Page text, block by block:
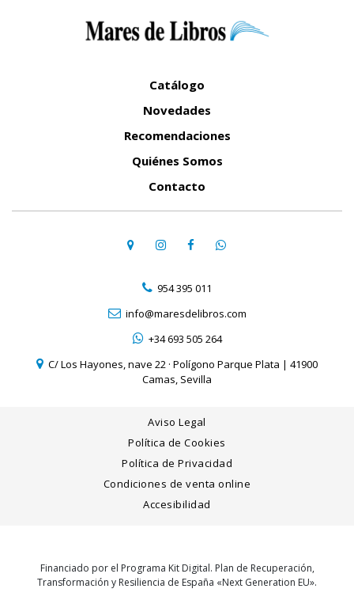
Catálogo
Novedades
Recomendaciones
Quiénes Somos
Contacto
954 395 011
info@maresdelibros.com
+34 693 505 264
C/ Los Hayones, nave 22 · Polígono Parque Plata | 41900
Camas, Sevilla
Aviso Legal
Política de Cookies
Política de Privacidad
Condiciones de venta online
Accesibilidad
Financiado por el Programa Kit Digital. Plan de Recuperación,
Transformación y Resiliencia de España «Next Generation EU».